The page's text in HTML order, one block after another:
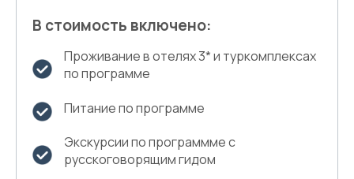
В стоимость включено:
Проживание в отелях 3* и туркомплексах
по программе
Питание по программе
Экскурсии по программме с
русскоговорящим гидом